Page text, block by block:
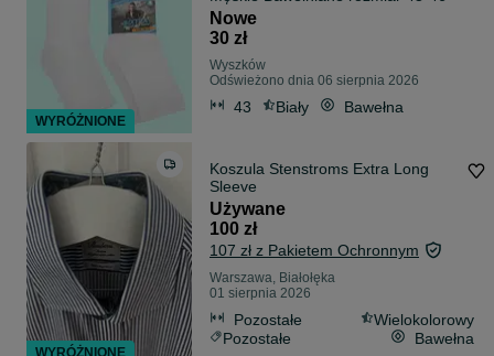
Nowe
30 zł
Wyszków
Odświeżono dnia 06 sierpnia 2026
43 Biały Bawełna
Koszula Stenstroms Extra Long
Sleeve
Używane
100 zł
107 zł z Pakietem Ochronnym
Warszawa, Białołęka
01 sierpnia 2026
Pozostałe
Wielokolorowy
Pozostałe
Bawełna
WYRÓŻNIONE